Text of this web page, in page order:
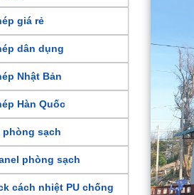
giá rẻ
dân dụng
Nhật Bản
Hàn Quốc
sạch
phòng sạch
cách nhiệt PU chống